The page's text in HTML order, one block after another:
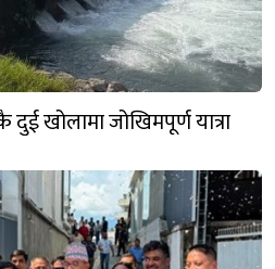
खोलामा जोखिमपूर्ण यात्रा